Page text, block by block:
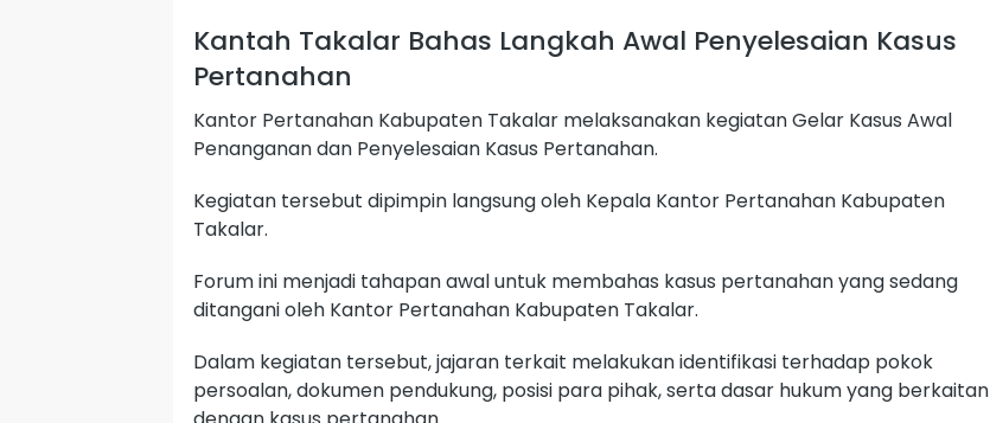
Kantah Takalar Bahas Langkah Awal Penyelesaian Kasus
Pertanahan
Kantor Pertanahan Kabupaten Takalar melaksanakan kegiatan Gelar Kasus Awal
Penanganan dan Penyelesaian Kasus Pertanahan.
Kegiatan tersebut dipimpin langsung oleh Kepala Kantor Pertanahan Kabupaten
Takalar.
Forum ini menjadi tahapan awal untuk membahas kasus pertanahan yang sedang
ditangani oleh Kantor Pertanahan Kabupaten Takalar.
Dalam kegiatan tersebut, jajaran terkait melakukan identifikasi terhadap pokok
persoalan, dokumen pendukung, posisi para pihak, serta dasar hukum yang berkaitan